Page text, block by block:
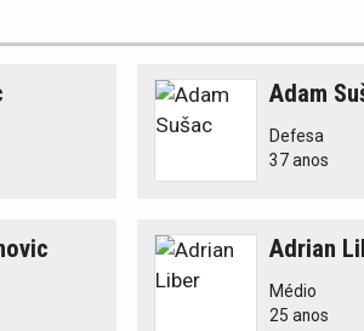
Adam
Defesa
37 anos
Adrian
Médio
25 anos